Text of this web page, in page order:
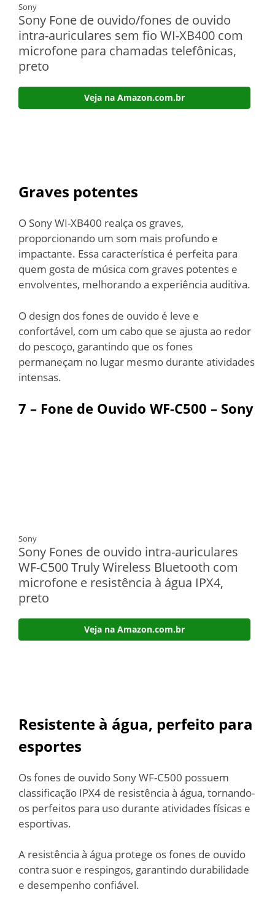
Sony
Sony Fone de ouvido/fones de ouvido
intra-auriculares sem fio WI-XB400 com
microfone para chamadas telefônicas,
preto
Veja na Amazon.com.br
Graves potentes
O Sony WI-XB400 realça os graves,
proporcionando um som mais profundo e
impactante. Essa característica é perfeita para
quem gosta de música com graves potentes e
envolventes, melhorando a experiência auditiva.
O design dos fones de ouvido é leve e
confortável, com um cabo que se ajusta ao redor
do pescoço, garantindo que os fones
permaneçam no lugar mesmo durante atividades
intensas.
7 – Fone de Ouvido WF-C500 – Sony
Sony
Sony Fones de ouvido intra-auriculares
WF-C500 Truly Wireless Bluetooth com
microfone e resistência à água IPX4,
preto
Veja na Amazon.com.br
Resistente à água, perfeito para
esportes
Os fones de ouvido Sony WF-C500 possuem
classificação IPX4 de resistência à água, tornando-
os perfeitos para uso durante atividades físicas e
esportivas.
A resistência à água protege os fones de ouvido
contra suor e respingos, garantindo durabilidade
e desempenho confiável.